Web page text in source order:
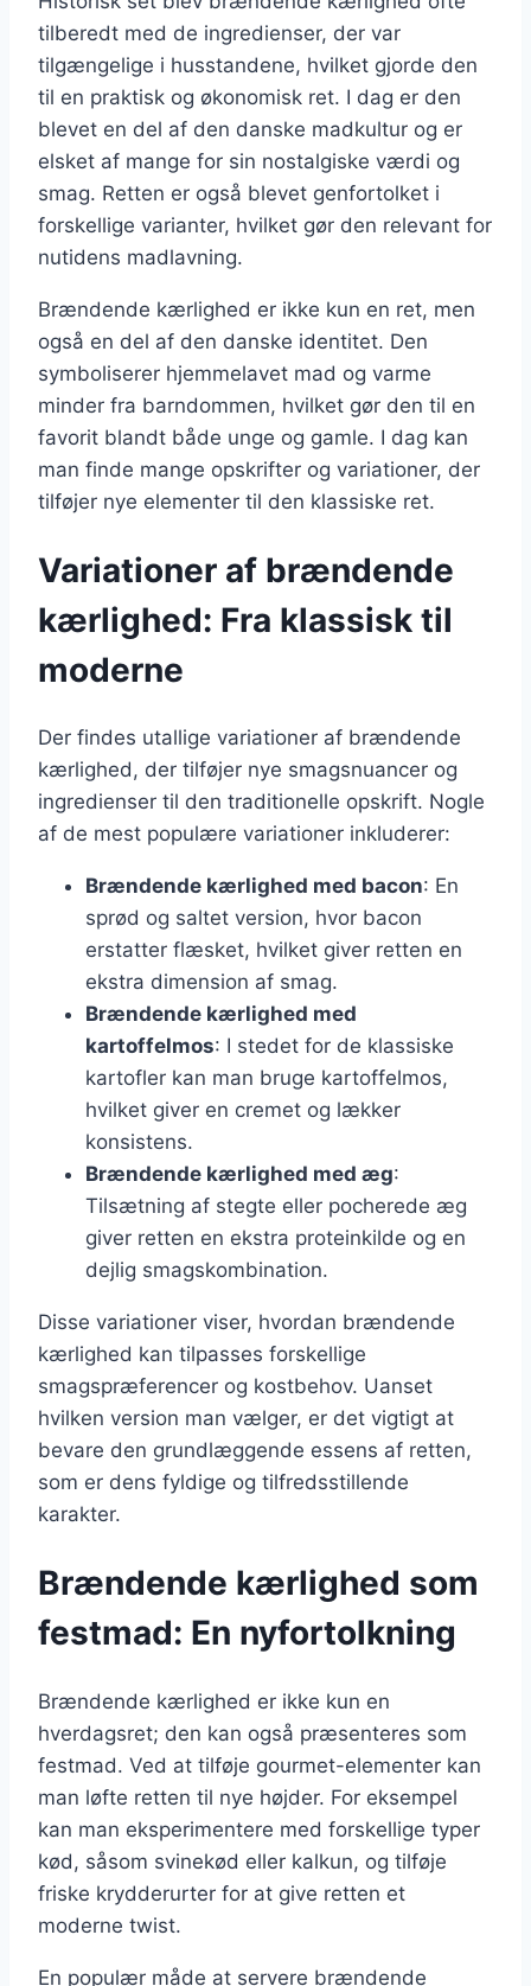
tilberedt med de ingredienser, der var
tilgængelige i husstandene, hvilket gjorde den
til en praktisk og økonomisk ret. I dag er den
blevet en del af den danske madkultur og er
elsket af mange for sin nostalgiske værdi og
smag. Retten er også blevet genfortolket i
forskellige varianter, hvilket gør den relevant for
nutidens madlavning.
Brændende kærlighed er ikke kun en ret, men
også en del af den danske identitet. Den
symboliserer hjemmelavet mad og varme
minder fra barndommen, hvilket gør den til en
favorit blandt både unge og gamle. I dag kan
man finde mange opskrifter og variationer, der
tilføjer nye elementer til den klassiske ret.
Variationer af brændende
kærlighed: Fra klassisk til
moderne
Der findes utallige variationer af brændende
kærlighed, der tilføjer nye smagsnuancer og
ingredienser til den traditionelle opskrift. Nogle
af de mest populære variationer inkluderer:
Brændende kærlighed med bacon: En
sprød og saltet version, hvor bacon
erstatter flæsket, hvilket giver retten en
ekstra dimension af smag.
Brændende kærlighed med
kartoffelmos: I stedet for de klassiske
kartofler kan man bruge kartoffelmos,
hvilket giver en cremet og lækker
konsistens.
Brændende kærlighed med æg:
Tilsætning af stegte eller pocherede æg
giver retten en ekstra proteinkilde og en
dejlig smagskombination.
Disse variationer viser, hvordan brændende
kærlighed kan tilpasses forskellige
smagspræferencer og kostbehov. Uanset
hvilken version man vælger, er det vigtigt at
bevare den grundlæggende essens af retten,
som er dens fyldige og tilfredsstillende
karakter.
Brændende kærlighed som
festmad: En nyfortolkning
Brændende kærlighed er ikke kun en
hverdagsret; den kan også præsenteres som
festmad. Ved at tilføje gourmet-elementer kan
man løfte retten til nye højder. For eksempel
kan man eksperimentere med forskellige typer
kød, såsom svinekød eller kalkun, og tilføje
friske krydderurter for at give retten et
moderne twist.
En populær måde at servere brændende